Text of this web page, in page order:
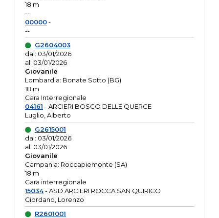
18 m
--
00000-
--
G2604003
dal: 03/01/2026
al: 03/01/2026
Giovanile
Lombardia: Bonate Sotto (BG)
18 m
Gara Interregionale
04161 - ARCIERI BOSCO DELLE QUERCE
Luglio, Alberto
G2615001
dal: 03/01/2026
al: 03/01/2026
Giovanile
Campania: Roccapiemonte (SA)
18 m
Gara interregionale
15034- ASD ARCIERI ROCCA SAN QUIRICO
Giordano, Lorenzo
R2601001